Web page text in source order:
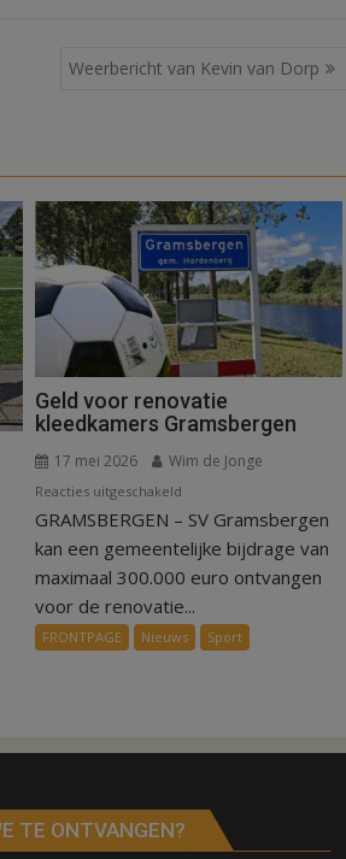
Weerbericht van Kevin van Dorp
Geld voor renovatie
kleedkamers Gramsbergen
17 mei 2026 Wim de Jonge
Reacties uitgeschakeld
Geld
voor
renovatie
Gramsbergen
GRAMSBERGEN – SV Gramsbergen
kan een gemeentelijke bijdrage van
maximaal 300.000 euro ontvangen
voor de renovatie...
FRONTPAGE Nieuws Sport
TE ONTVANGEN?